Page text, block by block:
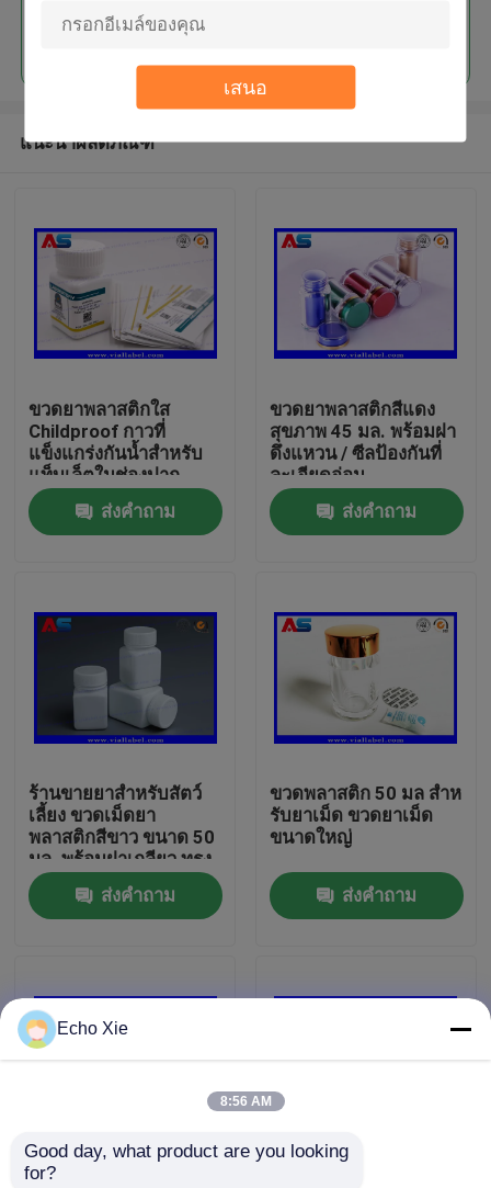
เสนอ
สินค้า
เกี่ยวกับเรา
ควบคุมคุณภาพ
ติดต่อเรา
10ml Vial Labels
ฉลากขวดเล็ก
চালিয়ে
แนะนำผลิตภัณฑ์
ขวดยาพลาสติกใส
Childproof กาวที่
แข็งแกร่งกันน้ำสำหรับ
แท็บเล็ตในช่องปาก
ส่งคำถาม
ขวดยาพลาสติกสีแดง
สุขภาพ 45 มล. พร้อมฝา
ดึงแหวน / ซีลป้องกันที่
ละเอียดอ่อน
ส่งคำถาม
ร้านขายยาสำหรับสัตว์
เลี้ยง ขวดเม็ดยา
พลาสติกสีขาว ขนาด 50
มล. พร้อมฝาเกลียว ทรง
สี่เหลี่ยม ซีลแบบไวต่อ
แรงกด
ส่งคำถาม
ขวดพลาสติก 50 มล สําห
รับยาเม็ด ขวดยาเม็ด
ขนาดใหญ่
ส่งคำถาม
รีไซเคิลการกําหนดร้า
Echo Xie
8:56 AM
Good day, what product are you looking
for?